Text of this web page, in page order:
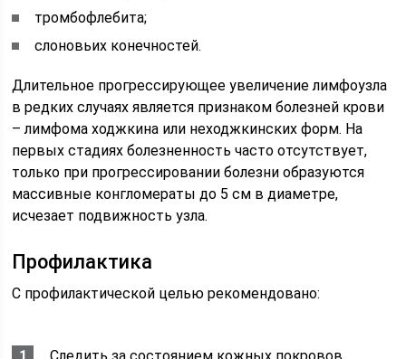
тромбофлебита;
слоновьих конечностей.
Длительное прогрессирующее увеличение лимфоузла
в редких случаях является признаком болезней крови
– лимфома ходжкина или неходжкинских форм. На
первых стадиях болезненность часто отсутствует,
только при прогрессировании болезни образуются
массивные конгломераты до 5 см в диаметре,
исчезает подвижность узла.
Профилактика
С профилактической целью рекомендовано: